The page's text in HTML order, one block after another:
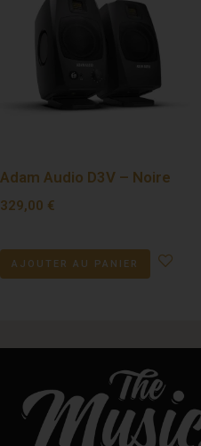
Adam Audio D3V – Noire
329,00 €
AJOUTER AU PANIER